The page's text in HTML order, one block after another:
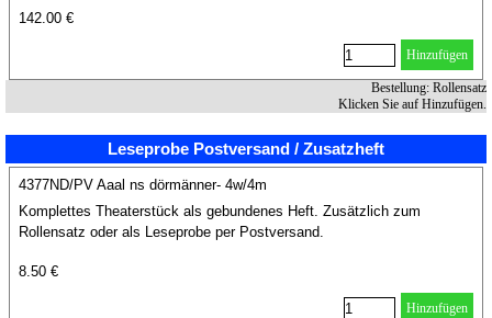
142.00 €
Hinzufügen
Bestellung: Rollensatz
Klicken Sie auf Hinzufügen.
Leseprobe Postversand / Zusatzheft
4377ND/PV Aaal ns dörmänner- 4w/4m
Komplettes Theaterstück als gebundenes Heft. Zusätzlich zum
Rollensatz oder als Leseprobe per Postversand.
8.50 €
Hinzufügen